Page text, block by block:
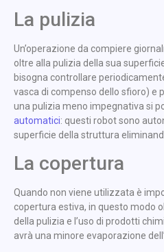
La pulizia
Un’operazione da compiere
oltre alla pulizia della sua
bisogna controllare
vasca di compenso dello sfioro) e
una pulizia meno impegnativa si
automatici: questi robot sono
superficie della struttura
La copertura
Quando non viene utilizzata è
copertura estiva, in questo modo
della pulizia e l’uso di prodotti
avrà una minore evaporazione